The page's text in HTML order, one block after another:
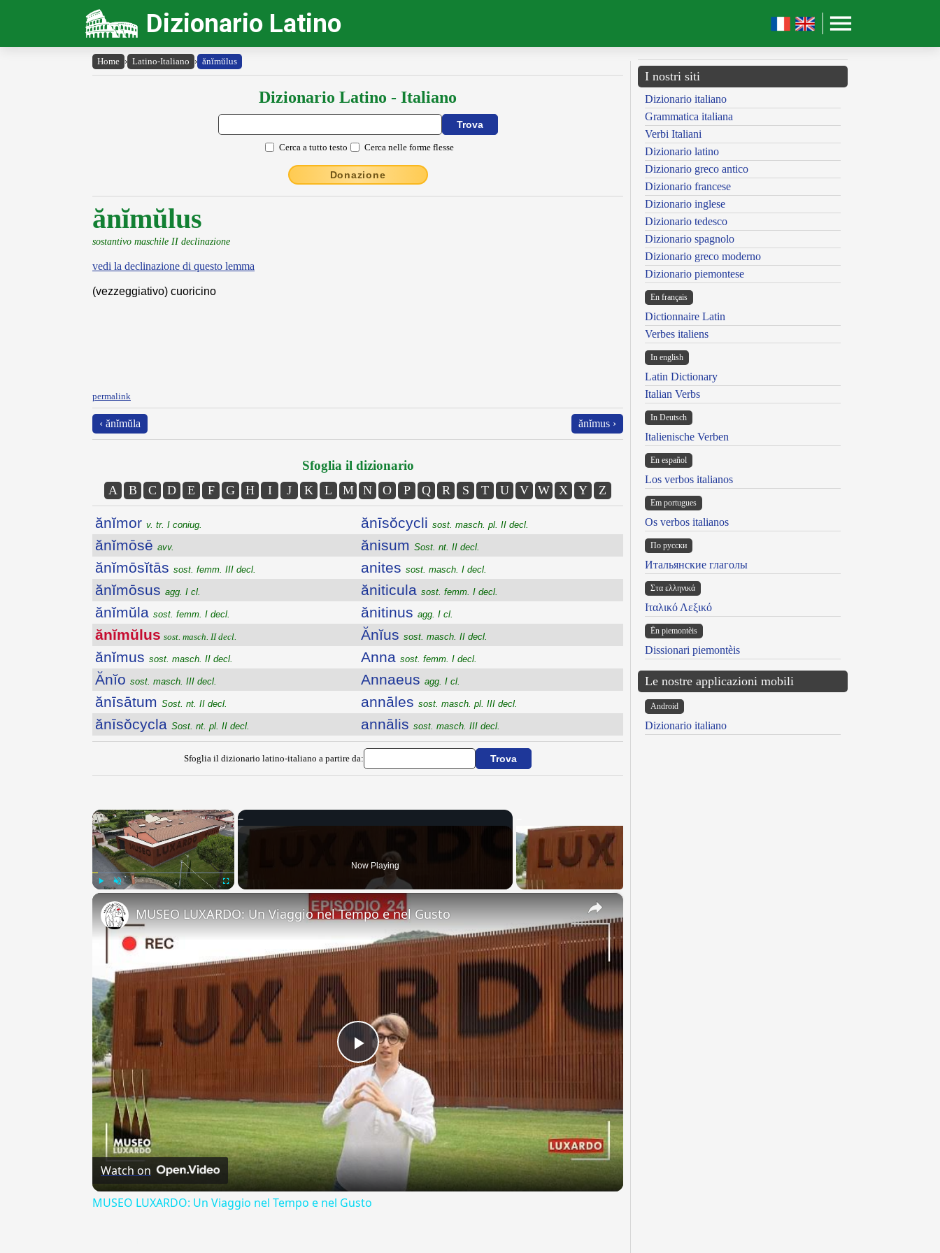
Dizionario Latino
Home › Latino-Italiano › ănĭmŭlus
Dizionario Latino - Italiano
Cerca a tutto testo Cerca nelle forme flesse
Donazione
ănĭmŭlus
sostantivo maschile II declinazione
vedi la declinazione di questo lemma
(vezzeggiativo) cuoricino
permalink
‹ ănĭmŭla ănĭmus ›
Sfoglia il dizionario
A B C D E F G H I J K L M N O P Q R S T U V W X Y Z
ănĭmor v. tr. I coniug.
ănĭmōsē avv.
ănĭmōsĭtās sost. femm. III decl.
ănĭmōsus agg. I cl.
ănĭmŭla sost. femm. I decl.
ănĭmŭlus sost. masch. II decl.
ănĭmus sost. masch. II decl.
Ănĭo sost. masch. III decl.
ănīsātum Sost. nt. II decl.
ănīsŏcycla Sost. nt. pl. II decl.
ănīsŏcycli sost. masch. pl. II decl.
ănisum Sost. nt. II decl.
anites sost. masch. I decl.
ăniticula sost. femm. I decl.
ănitinus agg. I cl.
Ănĭus sost. masch. II decl.
Anna sost. femm. I decl.
Annaeus agg. I cl.
annāles sost. masch. pl. III decl.
annālis sost. masch. III decl.
Sfoglia il dizionario latino-italiano a partire da:
×
Now Playing
×
Play
Video
MUSEO LUXARDO: Un Viaggio nel Tempo e nel Gusto
Watch on
MUSEO LUXARDO: Un Viaggio nel Tempo e nel Gusto
I nostri siti
Dizionario italiano
Grammatica italiana
Verbi Italiani
Dizionario latino
Dizionario greco antico
Dizionario francese
Dizionario inglese
Dizionario tedesco
Dizionario spagnolo
Dizionario greco moderno
Dizionario piemontese
En français
Dictionnaire Latin
Verbes italiens
In english
Latin Dictionary
Italian Verbs
In Deutsch
Italienische Verben
En español
Los verbos italianos
Em portugues
Os verbos italianos
По русски
Итальянские глаголы
Στα ελληνικά
Ιταλικό Λεξικό
Ën piemontèis
Dissionari piemontèis
Le nostre applicazioni mobili
Android
Dizionario italiano